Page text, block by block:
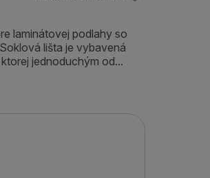
laminátovej podlahy so
lišta je vybavená
jednoduchým od...